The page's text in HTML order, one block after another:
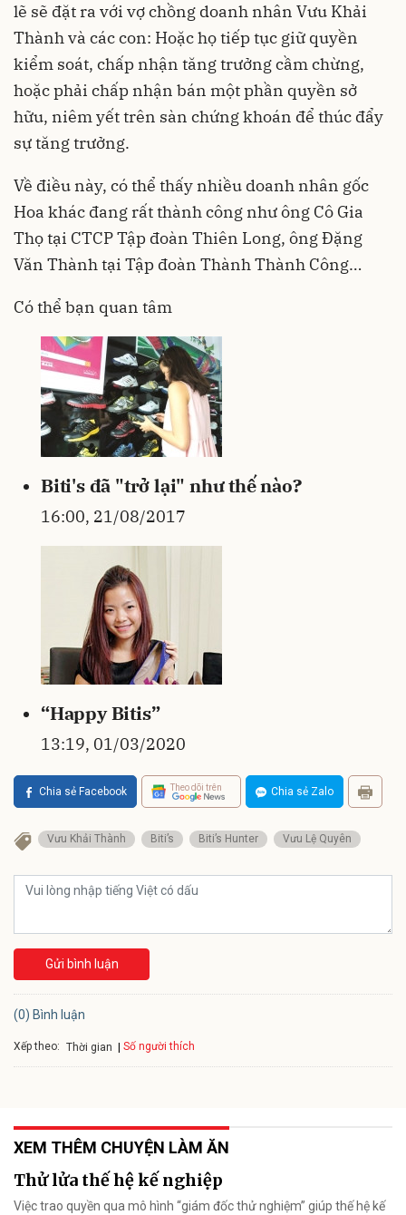
lẽ sẽ đặt ra với vợ chồng doanh nhân Vưu Khải
Thành và các con: Hoặc họ tiếp tục giữ quyền
kiểm soát, chấp nhận tăng trưởng cầm chừng,
hoặc phải chấp nhận bán một phần quyền sở
hữu, niêm yết trên sàn chứng khoán để thúc đẩy
sự tăng trưởng.
Về điều này, có thể thấy nhiều doanh nhân gốc
Hoa khác đang rất thành công như ông Cô Gia
Thọ tại CTCP Tập đoàn Thiên Long, ông Đặng
Văn Thành tại Tập đoàn Thành Thành Công…
Có thể bạn quan tâm
Biti's đã "trở lại" như thế nào?
16:00, 21/08/2017
“Happy Bitis”
13:19, 01/03/2020
Chia sẻ Facebook Theo dõi trên Chia sẻ Zalo
Vưu Khải Thành Biti’s Biti’s Hunter Vưu Lệ Quyên
Gửi bình luận
(0) Bình luận
Xếp theo: Thời gian Số người thích
XEM THÊM CHUYỆN LÀM ĂN
Thử lửa thế hệ kế nghiệp
Việc trao quyền qua mô hình “giám đốc thử nghiệm” giúp thế hệ kế